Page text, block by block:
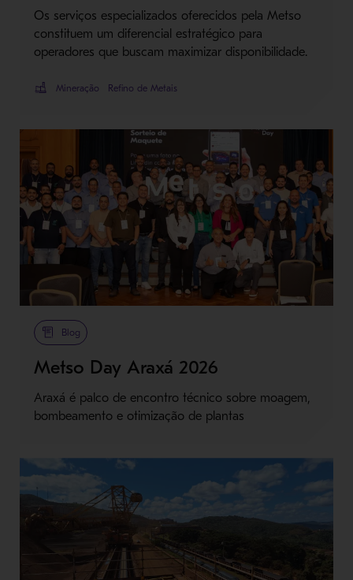
Os serviços especializados oferecidos pela Metso
constituem um diferencial estratégico para
operadores que buscam maximizar disponibilidade.
Mineração Refino de Metais
Blog
Metso Day Araxá 2026
Araxá é palco de encontro técnico sobre moagem,
bombeamento e otimização de plantas